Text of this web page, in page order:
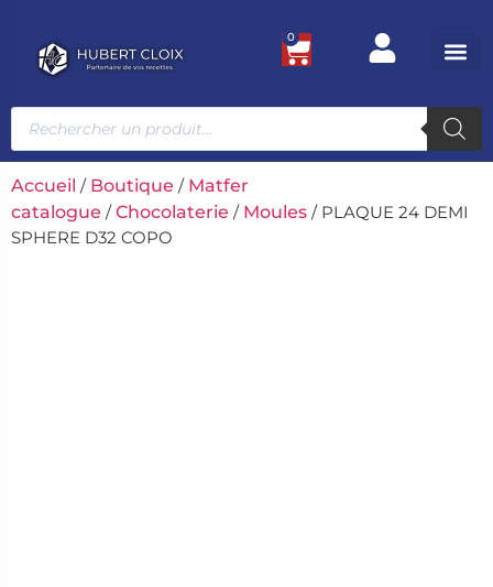
0
Accueil / Boutique / Matfer
catalogue /Chocolaterie / Moules / PLAQUE 24 DEMI
SPHERE D32 COPO